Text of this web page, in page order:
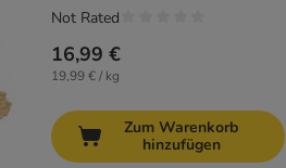
16,99 €
19,99 € / kg
Not Rated
Zum Warenkorb
hinzufügen